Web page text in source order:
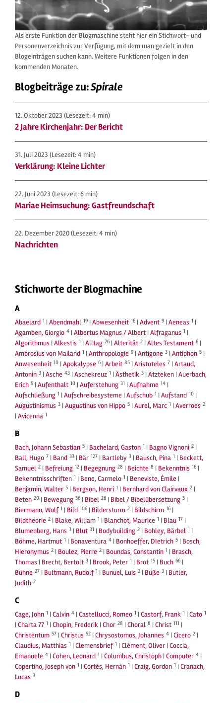
Als erste Funktion der Blogmaschine steht hier ein Stichwort- und
Personenverzeichnis zur Verfügung, mit dem man gezielt in den
Blogeinträgen suchen kann. Weitere Funktionen folgen in den
kommenden Monaten.
Blogbeiträge zu:Spirale
12. Oktober 2023 (Lesezeit: 4 min)
2 Jahre Kirchenjahr: Der Bericht
31. Juli 2023 (Lesezeit: 4 min)
Verklärung: Kleine Lichter
22. Juni 2023 (Lesezeit: 6 min)
Mariae Heimsuchung: Gastfreundschaft
22. Dezember 2020(Lesezeit: 4 min)
Nachrichten
Stichworte der Blogmachine
A
Abaelard 1 |Abendmahl 19 |Abwesenheit 16 |Advent 9 |Aeneas 1 |
Agamben, Giorgio 4 |Albertus Magnus / Albert |Alfraganus 1 |
Algorithmus |Alkestis 1 |Alltag 26 |Alterität 2 |Altes Testament 6 |
Ambrosius von Mailand 1 |Anthropologie 9 |Antigone 3 |Antiphon 5 |
Anwesenheit 10 |Apokalypse 6 |Arbeit 85 |Aristoteles 7 |Artaud,
Antonin 3 |Asche 43 |Aschekreuz 1 |Ästhetik 3 |Atzteken |Auerbach,
Erich 5 |Aufenthalt 10 |Auferstehung 31 |Aufnahme 14 |
Aufschließung 1 |Aufschreibesysteme |Aufschub 1 |Aufstand 10 |
Augustinismus 3 |Augustinus von Hippo 5 |Aurel, Marc 1 |Averroes 2
|Avicenna 1
B
Bach, Johann Sebastian 5 | Bachelard, Gaston 1 | Bagno Vignoni 2 |
Ball, Hugo 7 | Band 33 | Bär 127 | Bartleby 3 | Bausch, Pina 1 | Beckett,
Samuel 2 | Befreiung 12 | Begegnung 28 | Beichte 8 | Bekenntnis 16 |
Bekenntnisschriften 1 | Bene, Carmelo 1 | Beneviste, Émile |
Benjamin, Walter 5 | Bergson, Henri 1 | Bernhard von Clairvaux 2 |
Beten 20 | Bewegung 56 | Bibel 26 | Bibel / Bibelübersetzung 5 |
Biermann, Wolf 1 | Bild 106 | Bildersturm 2 | Bildschirm 16 |
Bildtheorie 2 | Blake, William 1 | Blanchot, Maurice 1 | Blau 17 |
Blumenberg, Hans 3 | Blut 31 | Bodybuilding 2 | Bohley, Bärbel 1 |
Böhme, Hartmut 1 | Bonaventura 4 | Bonhoeffer, DIetrich 5 | Bosch,
Hieronymus 2 | Boulez, Pierre 2 | Boundas, Constantin 1 | Brasch,
Thomas | Brecht, Bertolt 3 | Brook, Peter 1 | Brot 15 | Buch 66 |
Bühne 27 | Bultmann, Rudolf 1 | Bunuel, Luis 2 | Buße 3 | Butler,
Judith 2
C
Cage, John 1 |Calvin 4 |Castellucci, Romeo 1 |Castorf, Frank 1 |Cato 1
|Charta 77 1 |Chopin, Frederik |Chor 28 |Choral 8 |Christ 111 |
Christentum 57 |Christus 52 |Chrysostomos, Johannes 4 |Cicero 2 |
Claudius, Matthias 1 |Clemensbrief 1 |Clément, Oliver |Coccia,
Emanuele 4 |Cohen, Leonard 1 |Columbus, Christoph |Computer 4 |
Copertino, Joseph von 1 |Cortés, Hernàn 1 |Craig, Gordon 1 |Cranach,
Lucas 3
D